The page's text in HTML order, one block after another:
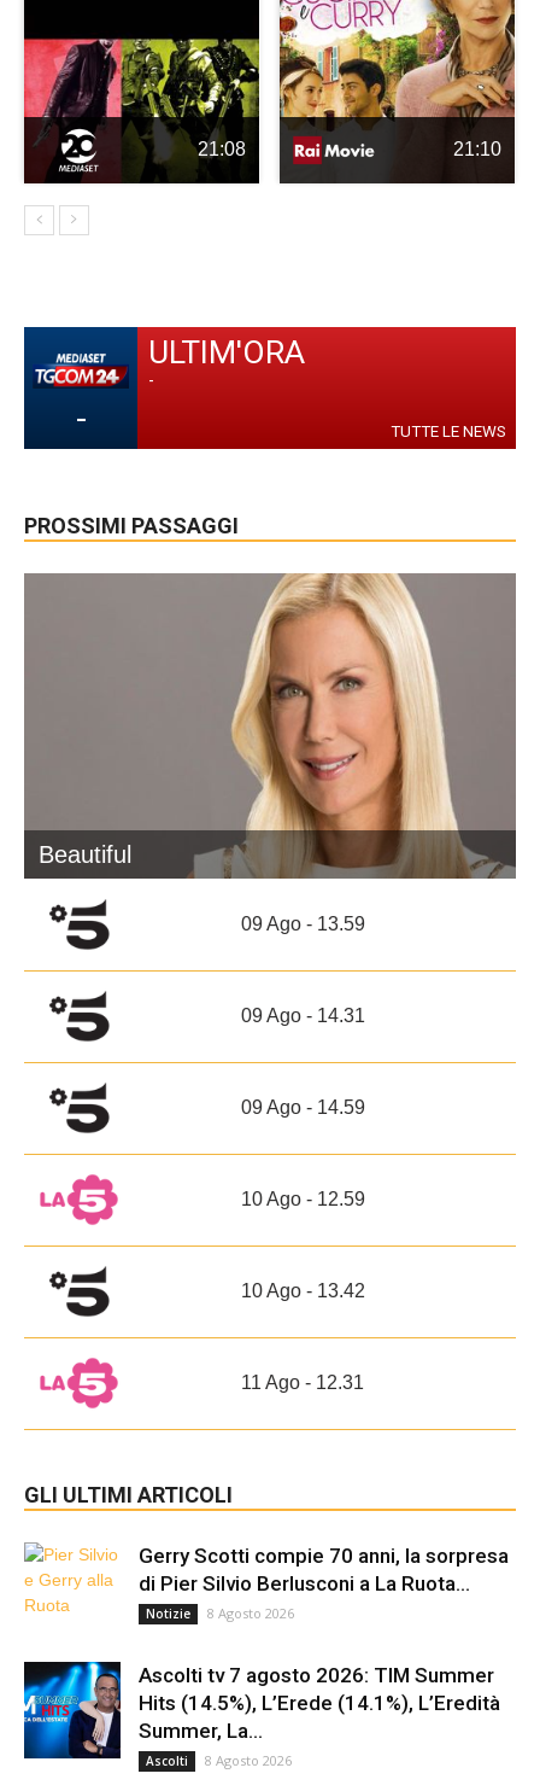
21:08 21:10
-
ULTIM'ORA
-
TUTTE LE NEWS
PROSSIMI PASSAGGI
Beautiful
09 Ago - 13.59
09 Ago - 14.31
09 Ago - 14.59
10 Ago - 12.59
10 Ago - 13.42
11 Ago - 12.31
GLI ULTIMI ARTICOLI
Gerry Scotti compie 70 anni, la sorpresa
di Pier Silvio Berlusconi a La Ruota...
Notizie 8 Agosto 2026
Ascolti tv 7 agosto 2026: TIM Summer
Hits (14.5%), L’Erede (14.1%), L’Eredità
Summer, La...
Ascolti 8 Agosto 2026